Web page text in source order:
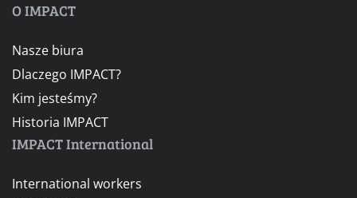
O IMPACT
Nasze biura
Dlaczego IMPACT?
Kim jesteśmy?
Historia IMPACT
IMPACT International
International workers